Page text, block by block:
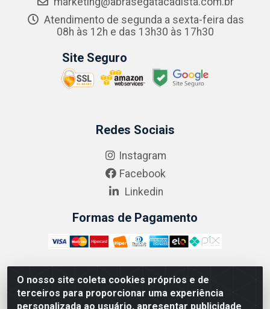
O nosso site coleta cookies próprios e de
terceiros para proporcionar uma experiência
personalizada ao usuário, apresentar publicidade
Atendimento de segunda a sexta-feira das
08h às 12h e das 13h30 às 17h30
Site Seguro
Redes Sociais
Instagram
Facebook
Linkedin
Formas de Pagamento
ABRASEG COMÉRCIO ATACADISTA LTDA - CNPJ:
10.894.768/0001-00 - Avenida Lobo Júnior, 1045 -